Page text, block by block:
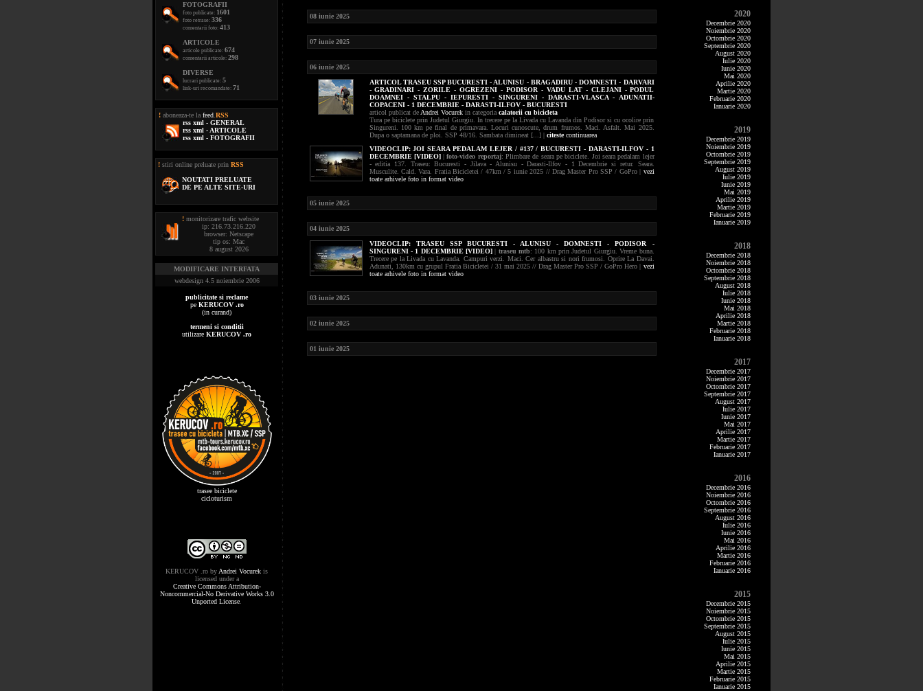
FOTOGRAFII
foto publicate: 1601
foto retrase: 336
comentarii foto: 413
ARTICOLE
articole publicate: 674
comentarii articole: 298
DIVERSE
lucrari publicate: 5
link-uri recomandate: 71
! aboneaza-te la feed RSS
rss xml - GENERAL
rss xml - ARTICOLE
rss xml - FOTOGRAFII
! stiri online preluate prin RSS
NOUTATI PRELUATE
DE PE ALTE SITE-URI
! monitorizare trafic website
ip: 216.73.216.220
browser: Netscape
tip os: Mac
8 august 2026
MODIFICARE INTERFATA
webdesign 4.5 noiembrie 2006
publicitate si reclame
pe KERUCOV .ro
(in curand)
termeni si conditii
utilizare KERUCOV .ro
trasee biciclete
cicloturism
KERUCOV .ro by Andrei Vocurek is
licensed under a
Creative Commons Attribution-
Noncommercial-No Derivative Works 3.0
Unported License
08 iunie 2025
07 iunie 2025
06 iunie 2025
ARTICOL TRASEU SSP BUCURESTI - ALUNISU - BRAGADIRU - DOMNESTI - DARVARI
- GRADINARI - ZORILE - OGREZENI - PODISOR - VADU LAT - CLEJANI - PODUL
DOAMNEI - STALPU - IEPURESTI - SINGURENI - DARASTI-VLASCA - ADUNATII-
COPACENI - 1 DECEMBRIE - DARASTI-ILFOV - BUCURESTI
articol publicat de Andrei Vocurekin categoria calatorii cu bicicleta
Tura pe biciclete prin Judetul Giurgiu. In trecere pe la Livada cu Lavanda din Podisor si cu ocolire prin
Singureni. 100 km pe final de primavara. Locuri cunoscute, drum frumos. Maci. Asfalt. Mai 2025.
Dupa o saptamana de ploi. SSP 48/16. Sambata dimineat [...] | citestecontinuarea
VIDEOCLIP: JOI SEARA PEDALAM LEJER / #137 / BUCURESTI - DARASTI-ILFOV - 1
DECEMBRIE [VIDEO]|foto-video reportaj: Plimbare de seara pe biciclete. Joi seara pedalam lejer
- editia 137. Traseu: Bucuresti - Jilava - Alunisu - Darasti-Ilfov - 1 Decembrie si retur. Seara.
Musculite. Cald. Vara. Fratia Bicicletei / 47km / 5 iunie 2025 // Drag Master Pro SSP / GoPro | vezi
toate arhivele foto in format video
05 iunie 2025
04 iunie 2025
VIDEOCLIP:
TRASEU SSP BUCURESTI - ALUNISU - DOMNESTI - PODISOR -
SINGURENI - 1 DECEMBRIE [VIDEO]| traseu mtb: 100 km prin Judetul Giurgiu. Vreme buna.
Trecere pe la Livada cu Lavanda. Campuri verzi. Maci. Cer albastru si nori frumosi. Oprire La Davai.
Adunati, 130km cu grupul Fratia Bicicletei / 31 mai 2025 // Drag Master Pro SSP / GoPro Hero | vezi
toate arhivele foto in format video
03 iunie 2025
02 iunie 2025
01 iunie 2025
2020
Decembrie 2020
Noiembrie 2020
Octombrie 2020
Septembrie 2020
August 2020
Iulie 2020
Iunie 2020
Mai 2020
Aprilie 2020
Martie 2020
Februarie 2020
Ianuarie 2020
2019
Decembrie 2019
Noiembrie 2019
Octombrie 2019
Septembrie 2019
August 2019
Iulie 2019
Iunie 2019
Mai 2019
Aprilie 2019
Martie 2019
Februarie 2019
Ianuarie 2019
2018
Decembrie 2018
Noiembrie 2018
Octombrie 2018
Septembrie 2018
August 2018
Iulie 2018
Iunie 2018
Mai 2018
Aprilie 2018
Martie 2018
Februarie 2018
Ianuarie 2018
2017
Decembrie 2017
Noiembrie 2017
Octombrie 2017
Septembrie 2017
August 2017
Iulie 2017
Iunie 2017
Mai 2017
Aprilie 2017
Martie 2017
Februarie 2017
Ianuarie 2017
2016
Decembrie 2016
Noiembrie 2016
Octombrie 2016
Septembrie 2016
August 2016
Iulie 2016
Iunie 2016
Mai 2016
Aprilie 2016
Martie 2016
Februarie 2016
Ianuarie 2016
2015
Decembrie 2015
Noiembrie 2015
Octombrie 2015
Septembrie 2015
August 2015
Iulie 2015
Iunie 2015
Mai 2015
Aprilie 2015
Martie 2015
Februarie 2015
Ianuarie 2015